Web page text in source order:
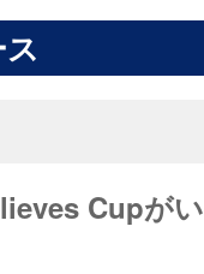
Cupが